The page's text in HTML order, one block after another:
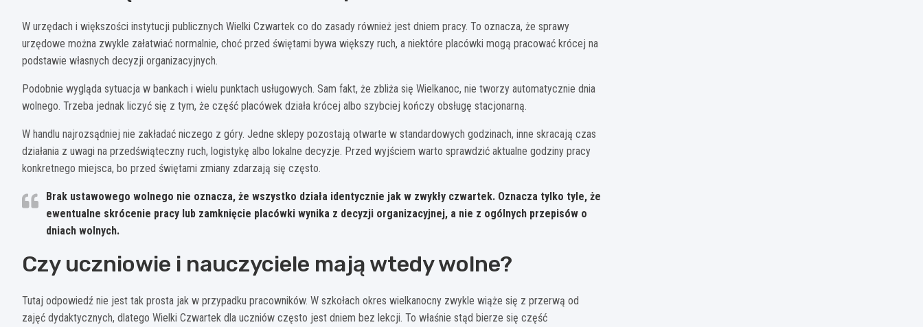
W urzędach i większości instytucji publicznych Wielki Czwartek co do zasady również jest dniem pracy. To oznacza, że sprawy
urzędowe można zwykle załatwiać normalnie, choć przed świętami bywa większy ruch, a niektóre placówki mogą pracować krócej na
podstawie własnych decyzji organizacyjnych.
Podobnie wygląda sytuacja w bankach i wielu punktach usługowych. Sam fakt, że zbliża się Wielkanoc, nie tworzy automatycznie dnia
wolnego. Trzeba jednak liczyć się z tym, że część placówek działa krócej albo szybciej kończy obsługę stacjonarną.
W handlu najrozsądniej nie zakładać niczego z góry. Jedne sklepy pozostają otwarte w standardowych godzinach, inne skracają czas
działania z uwagi na przedświąteczny ruch, logistykę albo lokalne decyzje. Przed wyjściem warto sprawdzić aktualne godziny pracy
konkretnego miejsca, bo przed świętami zmiany zdarzają się często.
Brak ustawowego wolnego nie oznacza, że wszystko działa identycznie jak w zwykły czwartek. Oznacza tylko tyle, że
ewentualne skrócenie pracy lub zamknięcie placówki wynika z decyzji organizacyjnej, a nie z ogólnych przepisów o
dniach wolnych.
Czy uczniowie i nauczyciele mają wtedy wolne?
Tutaj odpowiedź nie jest tak prosta jak w przypadku pracowników. W szkołach okres wielkanocny zwykle wiąże się z przerwą od
zajęć dydaktycznych, dlatego Wielki Czwartek dla uczniów często jest dniem bez lekcji. To właśnie stąd bierze się część